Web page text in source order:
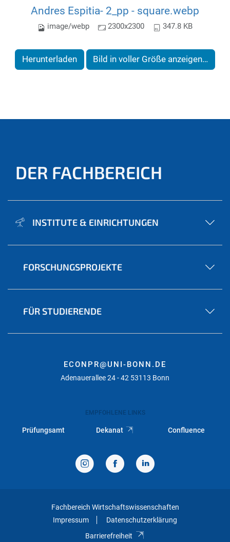
Andres Espitia- 2_pp - square.webp
image/webp 2300x2300 347.8 KB
Herunterladen Bild in voller Größe anzeigen…
DER FACHBEREICH
INSTITUTE & EINRICHTUNGEN
FORSCHUNGSPROJEKTE
FÜR STUDIERENDE
ECONPR@UNI-BONN.DE
Adenauerallee 24 - 42 53113 Bonn
EMPFOHLENE LINKS
Prüfungsamt Dekanat Confluence
Fachbereich Wirtschaftswissenschaften
Impressum
Datenschutzerklärung
Barrierefreiheit